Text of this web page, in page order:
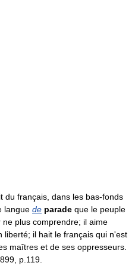
du français, dans les bas-fonds
langue de parade que le peuple
plus comprendre; il aime
liberté; il hait le français qui n'est
maîtres et de ses oppresseurs.
p.119.